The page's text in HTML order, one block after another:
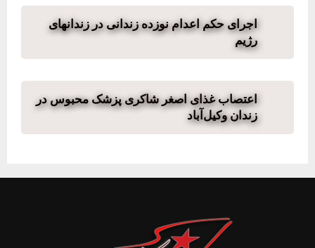
اجرای حکم اعدام نوزده زندانی در زندانهای
رژیم
اعتصاب غذای اصغر شاکری پزشک محبوس در
زندان وکیل‌آباد